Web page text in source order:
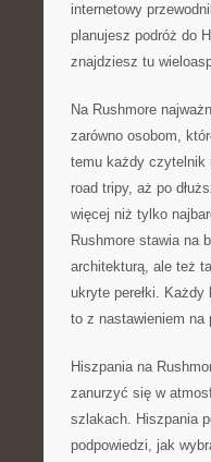
internetowy
planujesz podróż do
znajdziesz tu
Na Rushmore
zarówno osobom,
temu każdy czytelnik
road tripy, aż po
więcej niż tylko
Rushmore stawia na
architekturą, ale też
ukryte perełki.
to z nastawieniem na
Hiszpania na
zanurzyć się w
szlakach. Hiszpania
podpowiedzi, jak